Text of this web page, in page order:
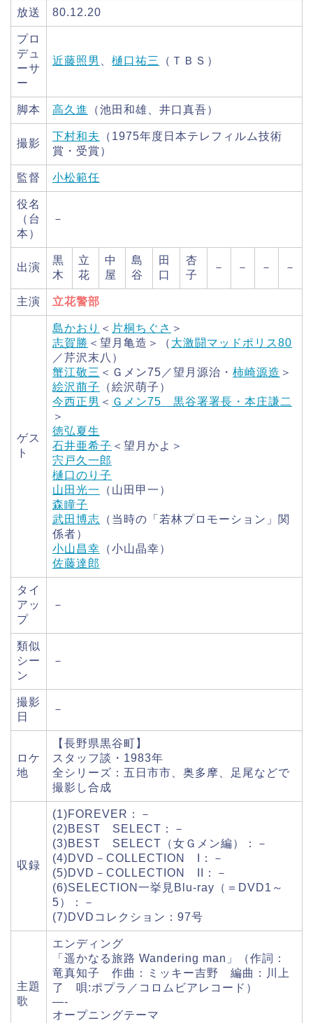
放送 80.12.20
プロ
デュ
ーサ
ー
近藤照男 樋口祐三 （ＴＢＳ）
脚本 高久進 （池田和雄、井口真吾）
撮影
下村和夫
（1975年度日本テレフィルム技術
賞・受賞）
監督 小松範任
役名
（台
本）
－
出演
黒
木
立
花
中
屋
島
谷
田
口
杏
子
－ － － －
主演 立花警部
ゲス
ト
島かおり ＜ 片桐ちぐさ ＞
志賀勝 ＜望月亀造＞（ 大激闘マッドポリス80
／芹沢末八）
蟹江敬三 ＜Ｇメン75／望月源治・ 柿崎源造 ＞
絵沢萠子
（絵沢萌子）
今西正男 ＜ Ｇメン75 黒谷署署長・本庄謙二
＞
徳弘夏生
石井亜希子 ＜望月かよ＞
宍戸久一郎
樋口のり子
山田光一
（山田甲一）
森瞳子
武田博志 （当時の「若林プロモーション」関
係者）
小山昌幸 （小山晶幸）
佐藤達郎
タイ
アッ
プ
－
類似
シー
ン
－
撮影
日
－
ロケ
地
【長野県黒谷町】
スタッフ談・1983年
全シリーズ：五日市市、奥多摩、足尾などで
撮影し合成
収録
(1)FOREVER：－
(2)BEST SELECT：－
(3)BEST SELECT（女Ｇメン編）：－
(4)DVD－COLLECTION I：－
(5)DVD－COLLECTION II：－
(6)SELECTION一挙見Blu-ray（＝DVD1～
5）：－
(7)DVDコレクション：97号
主題
歌
エンディング
「遥かなる旅路 Wandering man」（作詞：
竜真知子 作曲：ミッキー吉野 編曲：川上
了 唄:ポプラ／コロムビアレコード）
—-
オープニングテーマ